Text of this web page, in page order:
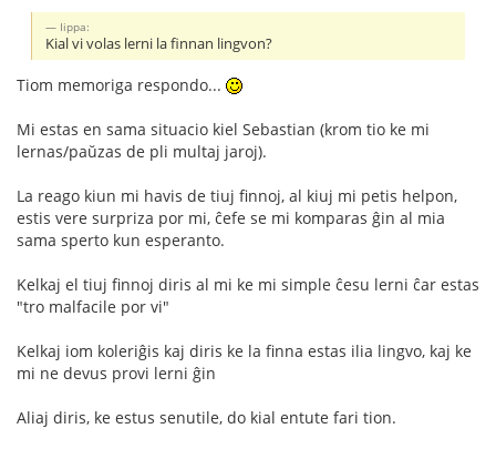
Iippa:
Kial vi volas lerni la finnan lingvon?
Tiom memoriga respondo...
Mi estas en sama situacio kiel Sebastian (krom tio ke mi
lernas/paŭzas de pli multaj jaroj).
La reago kiun mi havis de tiuj finnoj, al kiuj mi petis helpon,
estis vere surpriza por mi, ĉefe se mi komparas ĝin al mia
sama sperto kun esperanto.
Kelkaj el tiuj finnoj diris al mi ke mi simple ĉesu lerni ĉar estas
"tro malfacile por vi"
Kelkaj iom koleriĝis kaj diris ke la finna estas ilia lingvo, kaj ke
mi ne devus provi lerni ĝin
Aliaj diris, ke estus senutile, do kial entute fari tion.